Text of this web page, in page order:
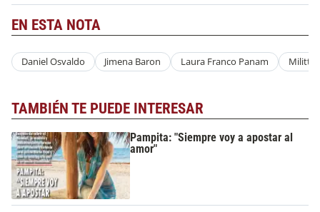
EN ESTA NOTA
Daniel Osvaldo Jimena Baron Laura Franco Panam Militta
TAMBIÉN TE PUEDE INTERESAR
Pampita: "Siempre voy a apostar al
amor"